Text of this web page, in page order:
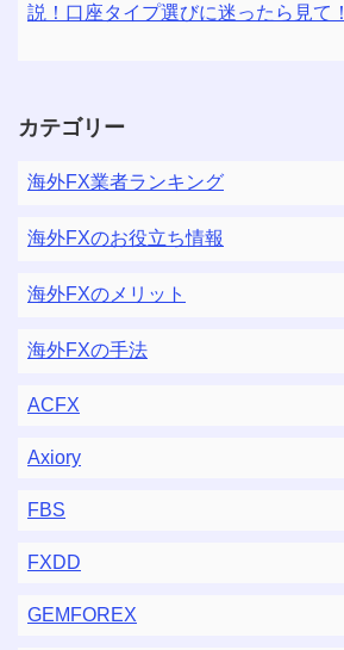
説！口座タイプ選びに迷ったら見て！
カテゴリー
海外FX業者ランキング
海外FXのお役立ち情報
海外FXのメリット
海外FXの手法
ACFX
Axiory
FBS
FXDD
GEMFOREX